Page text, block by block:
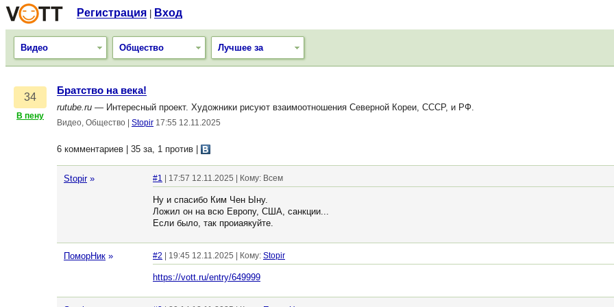
Регистрация Вход
Видео Общество Лучшее за
34
В пену
Братство на века!
rutube.ru — Интересный проект. Художники рисуют взаимоотношения Северной Кореи, СССР, и РФ.
Видео, Общество Stopir 17:55 12.11.2025
6 комментариев | 35 за, 1 против
Stopir » #1 | 17:57 12.11.2025 | Кому: Всем
Ну и спасибо Ким Чен Ыну.
Ложил он на всю Европу, США, санкции...
Если было, так проиаякуйте.
ПоморНик » #2 | 19:45 12.11.2025 | Кому: Stopir
https://vott.ru/entry/649999